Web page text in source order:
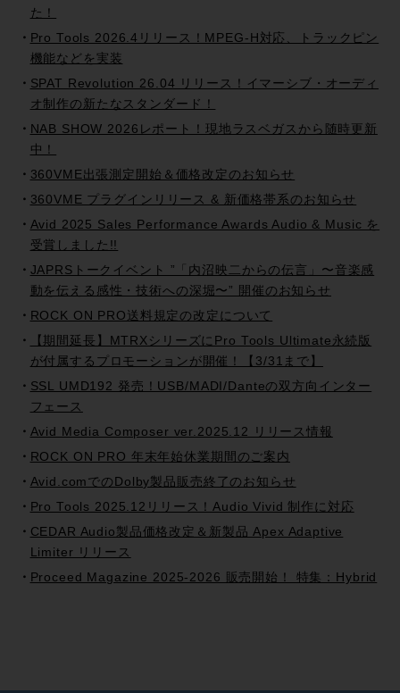
た！
Pro Tools 2026.4リリース！MPEG-H対応、トラックピン
機能などを実装
SPAT Revolution 26.04 リリース！イマーシブ・オーディ
オ制作の新たなスタンダード！
NAB SHOW 2026レポート！現地ラスベガスから随時更新
中！
360VME出張測定開始＆価格改定のお知らせ
360VME プラグインリリース & 新価格帯系のお知らせ
Avid 2025 Sales Performance Awards Audio & Music を
受賞しました!!
JAPRSトークイベント ”「内沼映二からの伝言」〜音楽感
動を伝える感性・技術への深堀〜” 開催のお知らせ
ROCK ON PRO送料規定の改定について
【期間延長】MTRXシリーズにPro Tools Ultimate永続版
が付属するプロモーションが開催！【3/31まで】
SSL UMD192 発売！USB/MADI/Danteの双方向インター
フェース
Avid Media Composer ver.2025.12 リリース情報
ROCK ON PRO 年末年始休業期間のご案内
Avid.comでのDolby製品販売終了のお知らせ
Pro Tools 2025.12リリース！Audio Vivid 制作に対応
CEDAR Audio製品価格改定＆新製品 Apex Adaptive
Limiter リリース
Proceed Magazine 2025-2026 販売開始！ 特集：Hybrid